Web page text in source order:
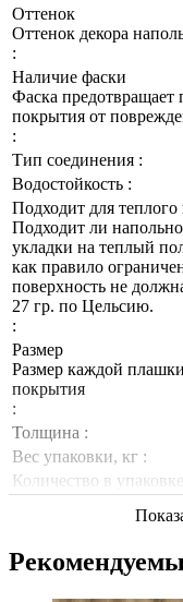
Оттенок
Оттенок декора
:
Наличие фаски
Фаска предотвращает
покрытия от
:
Тип соединения :
Водостойкость :
Подходит для теплого
Подходит ли
укладки на теплый
как правило
поверхность не
27 гр. по Цельсию.
:
Размер
Размер каждой
покрытия
:
Толщина :
Вес упаковки, кг :
Количество в